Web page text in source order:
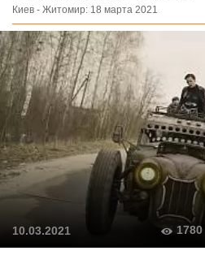
Киев - Житомир: 18 марта 2021
10.03.2021 1780